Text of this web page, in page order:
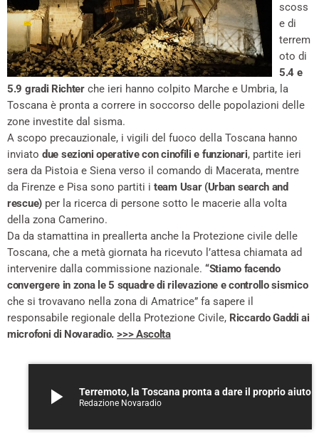
scoss
e di
terrem
oto di
5.4 e
5.9 gradi Richterche ieri hanno colpito Marche e Umbria, la
Toscana è pronta a correre in soccorso delle popolazioni delle
zone investite dal sisma.
A scopo precauzionale, i vigili del fuoco della Toscana hanno
inviato due sezioni operative con cinofili e funzionari, partite ieri
sera da Pistoia e Siena verso il comando di Macerata, mentre
da Firenze e Pisa sono partiti i team Usar (Urban search and
rescue)per la ricerca di persone sotto le macerie alla volta
della zona Camerino.
Da da stamattina in preallerta anche la Protezione civile delle
Toscana, che a metà giornata ha ricevuto l’attesa chiamata ad
intervenire dalla commissione nazionale. “Stiamo facendo
convergere in zona le 5 squadre di rilevazione e controllo sismico
che si trovavano nella zona di Amatrice” fa sapere il
responsabile regionale della Protezione Civile, Riccardo Gaddi ai
microfoni di Novaradio. >>> Ascolta
play_arrow Redazione Novaradio